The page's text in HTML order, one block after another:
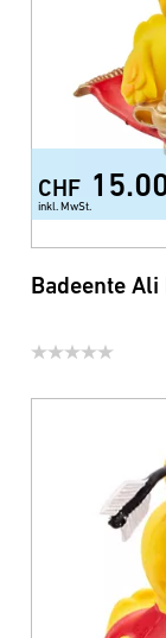
CHF
inkl. MwSt.
Badeente Ali